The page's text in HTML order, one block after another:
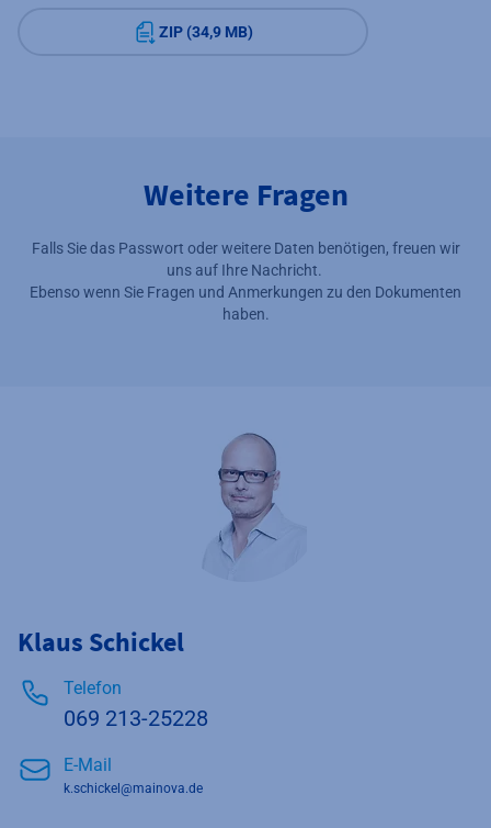
ZIP (34,9 MB)
Weitere Fragen
Falls Sie das Passwort oder weitere Daten benötigen, freuen wir
uns auf Ihre Nachricht.
Ebenso wenn Sie Fragen und Anmerkungen zu den Dokumenten
haben.
Klaus Schickel
Telefon
069 213-25228
E-Mail
k.schickel@mainova.de